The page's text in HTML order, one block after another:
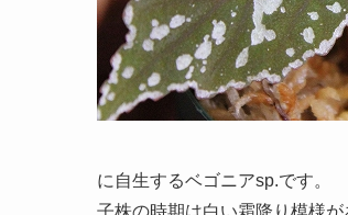
に自生するベゴニアsp.です。